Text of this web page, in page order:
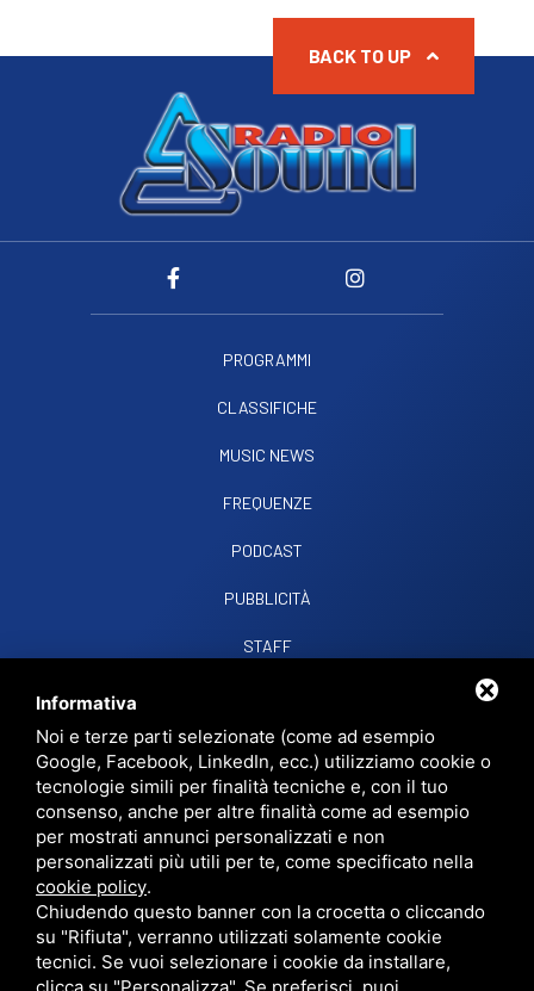
PROGRAMMI
CLASSIFICHE
MUSIC NEWS
FREQUENZE
PODCAST
PUBBLICITÀ
STAFF
RADIO SOUND SNCVIALE PAPA GIOVANNI XXIII, 39, 44021 CODIGORO FE
D.L. 34/2019 EROG. PUBBLICHE
PRIVACY•SITEMAP• QUESTO SITO È PROTETTO DA GOOGLE RECAPTCHA
V3,PRIVACY POLICYETERMS OF SERVICEDI GOOGLE.
BACK TO UP
Informativa
Noi e terze parti selezionate (come ad esempio
Google, Facebook, LinkedIn, ecc.) utilizziamo cookie o
tecnologie simili per finalità tecniche e, con il tuo
consenso, anche per altre finalità come ad esempio
per mostrati annunci personalizzati e non
personalizzati più utili per te, come specificato nella
cookie policy.
Chiudendo questo banner con la crocetta o cliccando
su "Rifiuta", verranno utilizzati solamente cookie
tecnici. Se vuoi selezionare i cookie da installare,